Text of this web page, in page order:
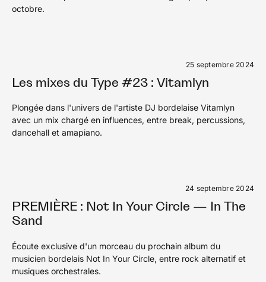
octobre.
25 septembre 2024
Les mixes du Type #23 : Vitamlyn
Plongée dans l'univers de l'artiste DJ bordelaise Vitamlyn
avec un mix chargé en influences, entre break, percussions,
dancehall et amapiano.
24 septembre 2024
PREMIÈRE : Not In Your Circle — In The
Sand
Écoute exclusive d'un morceau du prochain album du
musicien bordelais Not In Your Circle, entre rock alternatif et
musiques orchestrales.